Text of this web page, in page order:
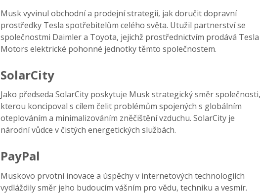
Musk vyvinul obchodní a prodejní strategii, jak doručit dopravní
prostředky Tesla spotřebitelům celého světa. Utužil partnerství se
společnostmi Daimler a Toyota, jejichž prostřednictvím prodává Tesla
Motors elektrické pohonné jednotky těmto společnostem.
SolarCity
Jako předseda SolarCity poskytuje Musk strategický směr společnosti,
kterou koncipoval s cílem čelit problémům spojených s globálním
oteplováním a minimalizováním zněčištění vzduchu. SolarCity je
národní vůdce v čistých energetických službách.
PayPal
Muskovo prvotní inovace a úspěchy v internetových technologiích
vydláždily směr jeho budoucím vášním pro vědu, techniku a vesmír.